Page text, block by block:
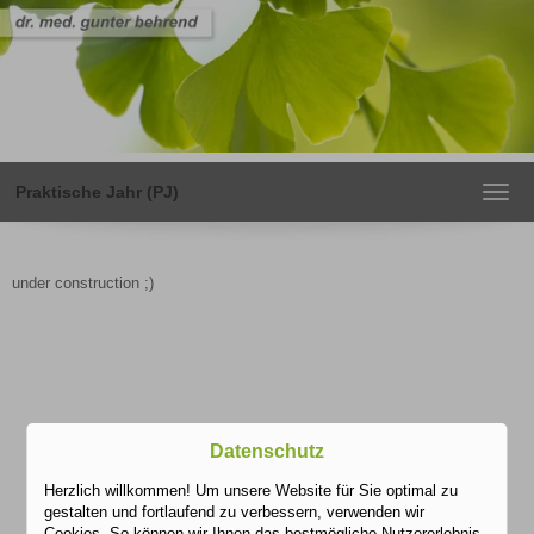
Praktische Jahr (PJ)
under construction ;)
Datenschutz
Herzlich willkommen! Um unsere Website für Sie optimal zu
gestalten und fortlaufend zu verbessern, verwenden wir